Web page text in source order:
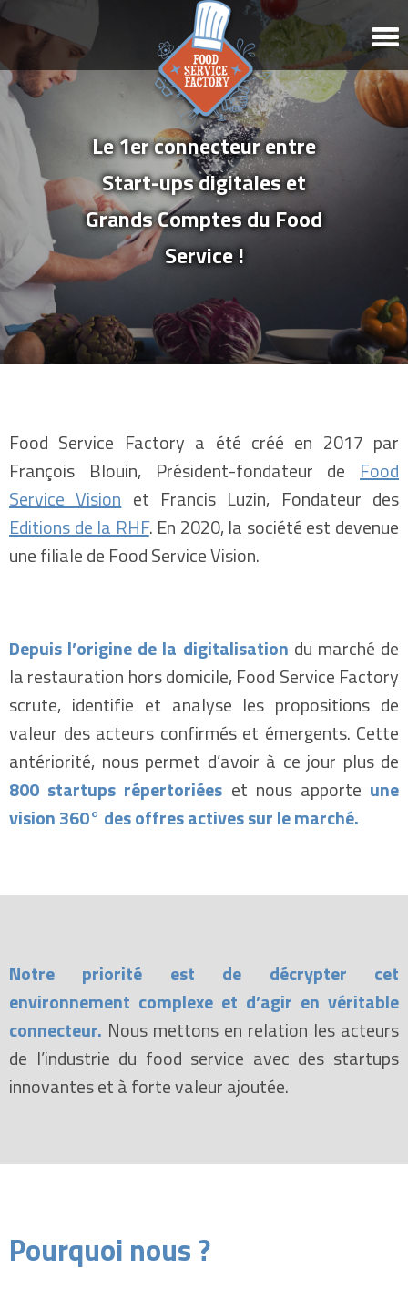
Le 1er connecteur entre
Start-ups digitales et
Grands Comptes du Food
Service !
Food Service Factory a été créé en 2017 par
François Blouin, Président-fondateur de Food
Service Vision et Francis Luzin, Fondateur des
Editions de la RHF. En 2020, la société est devenue
une filiale de Food Service Vision.
Depuis l’origine de la digitalisation du marché de
la restauration hors domicile, Food Service Factory
scrute, identifie et analyse les propositions de
valeur des acteurs confirmés et émergents. Cette
antériorité, nous permet d’avoir à ce jour plus de
800 startups répertoriées et nous apporte une
vision 360° des offres actives sur le marché.
Notre priorité est de décrypter cet
environnement complexe et d’agir en véritable
connecteur. Nous mettons en relation les acteurs
de l’industrie du food service avec des startups
innovantes et à forte valeur ajoutée.
Pourquoi nous ?